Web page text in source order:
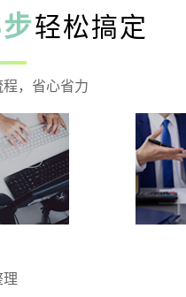
轻松搞定
，省心省力
理